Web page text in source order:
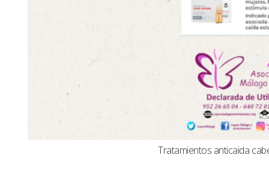
Tratamientos anticaida